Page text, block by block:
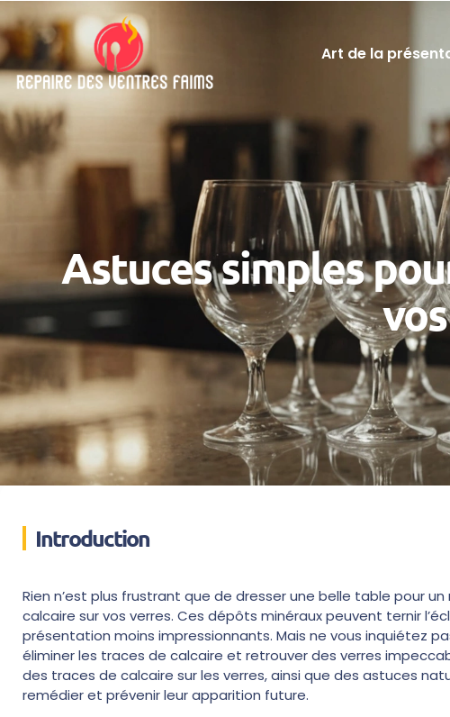
Art de la
Astuces simples
Introduction
Rien n’est plus frustrant que de dresser une belle table pour
calcaire sur vos verres. Ces dépôts minéraux peuvent ternir
présentation moins impressionnants. Mais ne vous inquiétez
éliminer les traces de calcaire et retrouver des verres
des traces de calcaire sur les verres, ainsi que des astuces
remédier et prévenir leur apparition future.